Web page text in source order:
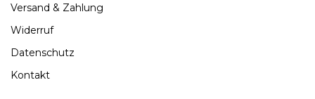
Versand & Zahlung
Widerruf
Datenschutz
Kontakt